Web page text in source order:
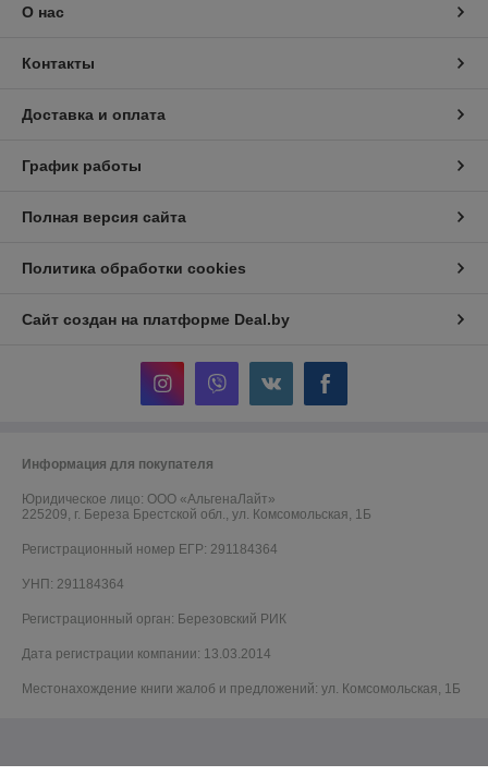
О нас
Контакты
Доставка и оплата
График работы
Полная версия сайта
Политика обработки cookies
Сайт создан на платформе Deal.by
Информация для покупателя
Юридическое лицо: ООО «АльгенаЛайт»
225209, г. Береза Брестской обл., ул. Комсомольская, 1Б
Регистрационный номер ЕГР: 291184364
УНП: 291184364
Регистрационный орган: Березовский РИК
Дата регистрации компании: 13.03.2014
Местонахождение книги жалоб и предложений: ул. Комсомольская, 1Б